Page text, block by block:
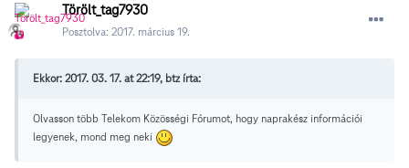
Törölt_tag7930
Posztolva: 2017. március 19.
Ekkor: 2017. 03. 17. at 22:19, btz írta:
Olvasson több Telekom Közösségi Fórumot, hogy naprakész információi
legyenek, mond meg neki